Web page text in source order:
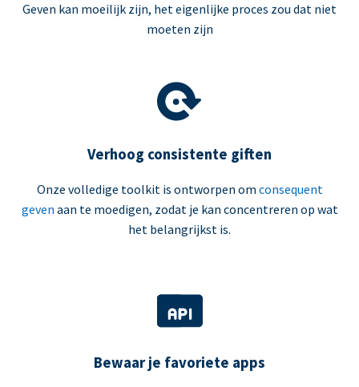
Geven kan moeilijk zijn, het eigenlijke proces zou dat niet
moeten zijn
Verhoog consistente giften
Onze volledige toolkit is ontworpen om consequent
geven aan te moedigen, zodat je kan concentreren op wat
het belangrijkst is.
Bewaar je favoriete apps